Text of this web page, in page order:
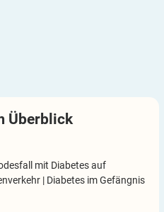
Überblick
mit Diabetes auf
| Diabetes im Gefängnis